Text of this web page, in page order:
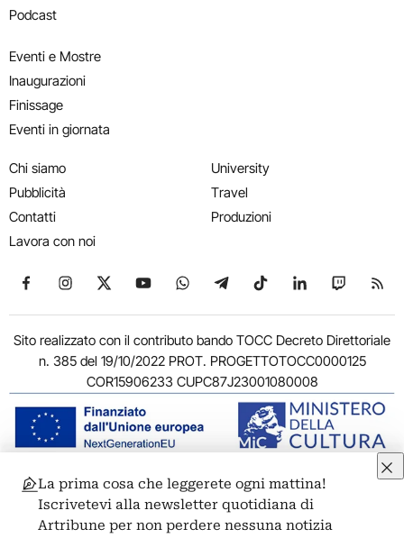
Podcast
Eventi e Mostre
Inaugurazioni
Finissage
Eventi in giornata
Chi siamo
Pubblicità
Contatti
Lavora con noi
University
Travel
Produzioni
Seguici su Facebook
Seguici su Instagram
Seguici su X
Seguici su YouTube
Seguici su WhatsApp
Seguici su Telegram
Seguici su TikTok
Seguici su
Seguici
Sito realizzato con il contributo bando TOCC Decreto Direttoriale
n. 385 del 19/10/2022 PROT. PROGETTOTOCC0000125
COR15906233 CUPC87J23001080008
© 2011-2026 ARTRIBUNE srl – Corso Vittorio Emanuele II, 287 –
00186 Roma - P.I. 11381581005
Privacy: Responsabile della protezione dei dati personali
La prima cosa che leggerete ogni mattina!
Iscrivetevi alla newsletter quotidiana di
Artribune per non perdere nessuna notizia